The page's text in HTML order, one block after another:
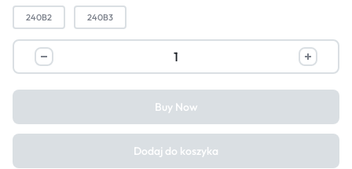
240B2 240B3
Dodaj do koszyka
Buy Now